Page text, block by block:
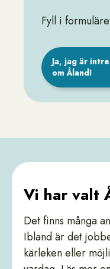
Fyll i
Ja, jag är
om Åland!
Vi har valt
Det finns många
Ibland är det
kärleken eller